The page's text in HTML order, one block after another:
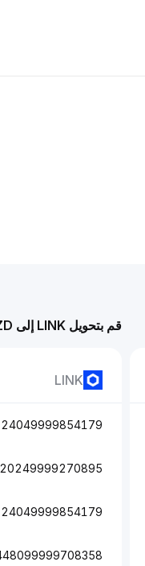
قم بتحويل LINK إلى NZD
LINK
LINK
LINK
LINK
LINK